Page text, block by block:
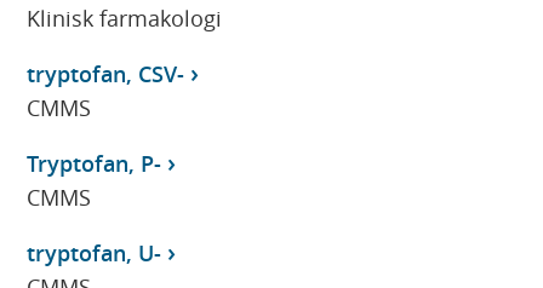
Klinisk farmakologi
tryptofan, CSV-
CMMS
Tryptofan, P-
CMMS
tryptofan, U-